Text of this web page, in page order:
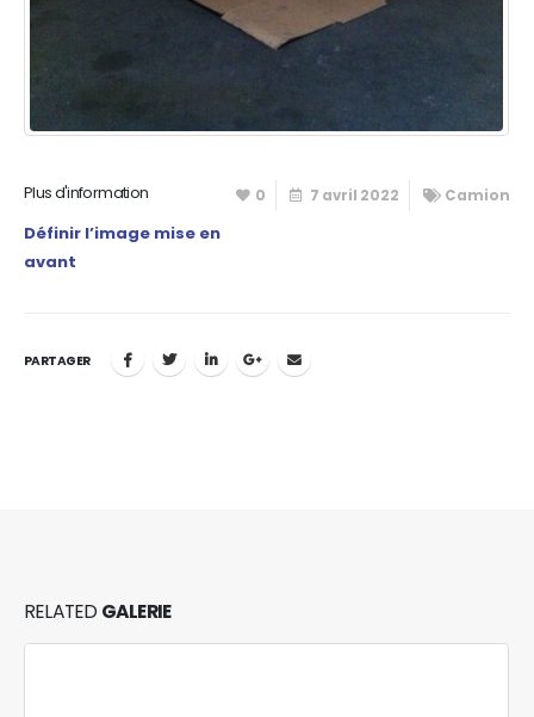
0 7 avril 2022 Camion
Plus d'information
Définir l’image mise en
avant
PARTAGER
RELATED GALERIE